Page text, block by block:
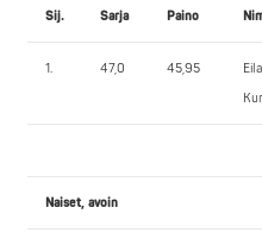
Sij. Sarja Paino
1. 47,0 45,95
Eila
Naiset, avoin